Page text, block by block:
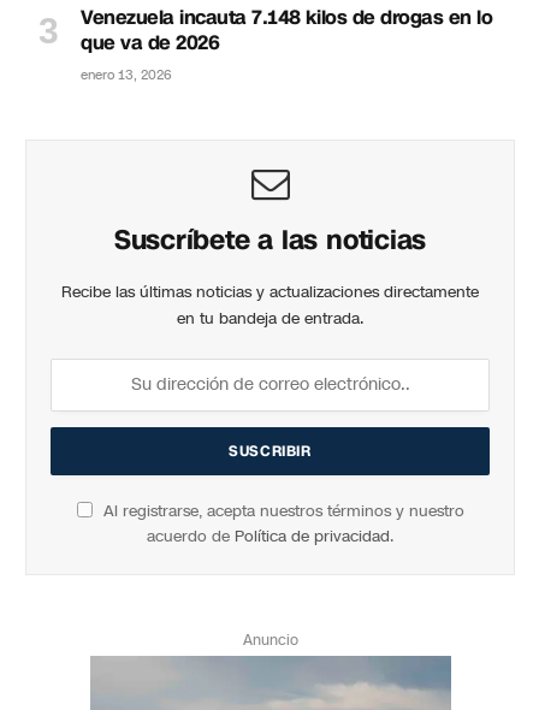
Venezuela incauta 7.148 kilos de drogas en lo
que va de 2026
enero 13, 2026
Suscríbete a las noticias
Recibe las últimas noticias y actualizaciones directamente
en tu bandeja de entrada.
Al registrarse, acepta nuestros términos y nuestro
acuerdo de Política de privacidad.
Anuncio